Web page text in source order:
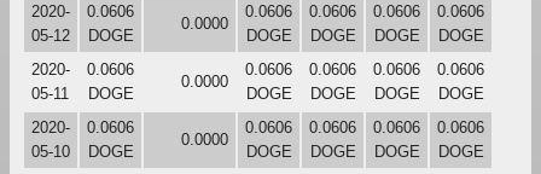
2020-
05-12
0.0606
DOGE
0.0000
0.0606
DOGE
0.0606
DOGE
0.0606
DOGE
0.0606
DOGE
2020-
05-11
0.0606
DOGE
0.0000
0.0606
DOGE
0.0606
DOGE
0.0606
DOGE
0.0606
DOGE
2020-
05-10
0.0606
DOGE
0.0000
0.0606
DOGE
0.0606
DOGE
0.0606
DOGE
0.0606
DOGE